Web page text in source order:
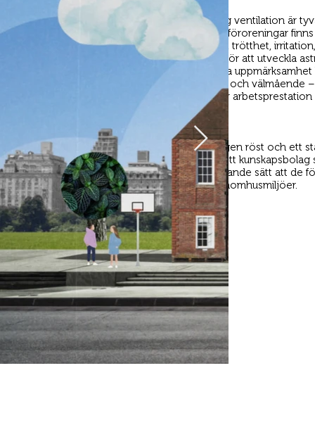
Insikt
90% av livet vistas vi inomhus och dålig ventilation är
samhällsproblem. Damm, avgaser och föroreningar
inomhusluften som leder till huvudvärk, trötthet,
koncentrationsförmåga och ökad risk för att utveckla
allergier. Vår utgångspunkt var att väcka
och ventilationens betydelse för hälsa och välmående
medvetenhet om hur den påverkar vår
Med hjälp av en serie filmer med en egen röst och ett
uttryck positionerade vi Airteam som ett kunskapsbolag
det tydligt på ett charmigt och avväpnande sätt att de
vet vad som krävs för att skapa friska inomhusmiljöer.